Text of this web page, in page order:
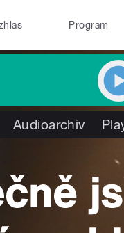
Program
Audioarchiv